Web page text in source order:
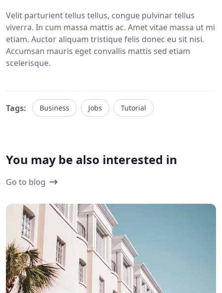
Velit parturient tellus tellus, congue pulvinar tellus
viverra. In cum massa mattis ac. Amet vitae massa ut mi
etiam. Auctor aliquam tristique felis donec eu sit nisi.
Accumsan mauris eget convallis mattis sed etiam
scelerisque.
Tags: Business Jobs Tutorial
You may be also interested in
Go to blog